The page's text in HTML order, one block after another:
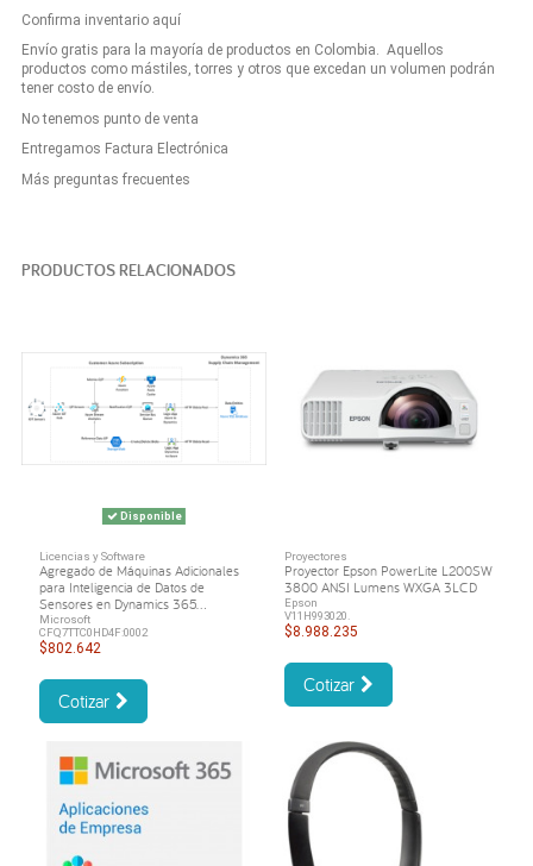
Confirma inventario aquí
Envío gratis para la mayoría de productos en Colombia. Aquellos
productos como mástiles, torres y otros que excedan un volumen podrán
tener costo de envío.
No tenemos punto de venta
Entregamos Factura Electrónica
Más preguntas frecuentes
PRODUCTOS RELACIONADOS
Disponible
Licencias y Software
Agregado de Máquinas Adicionales
para Inteligencia de Datos de
Sensores en Dynamics 365...
Microsoft
CFQ7TTC0HD4F:0002
$802.642
Cotizar
Proyectores
Proyector Epson PowerLite L200SW
3800 ANSI Lumens WXGA 3LCD
Epson
V11H993020.
$8.988.235
Cotizar